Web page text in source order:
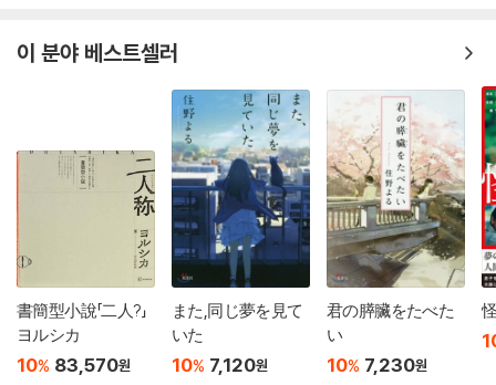
이 분야 베스트셀러
書簡型小說「二人?」
ヨルシカ
10% 83,570원
また,同じ夢を見て
いた
10% 7,120원
君の膵臟をたべた
い
10% 7,230원